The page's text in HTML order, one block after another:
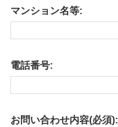
マンション名等:
電話番号:
お問い合わせ内容(必須):